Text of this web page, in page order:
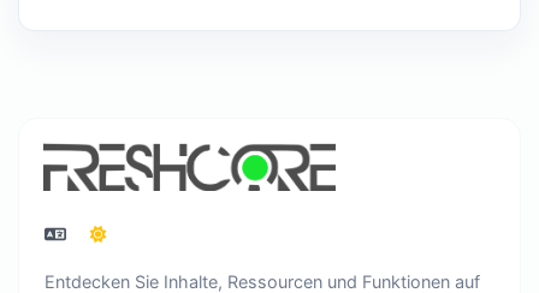
Entdecken Sie Inhalte, Ressourcen und Funktionen auf